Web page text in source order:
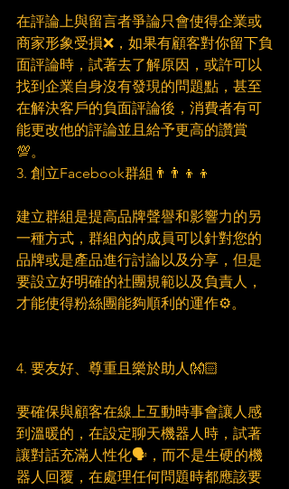
在評論上與留言者爭論只會使得企業或
商家形象受損❌，如果有顧客對你留下負
面評論時，試著去了解原因，或許可以
找到企業自身沒有發現的問題點，甚至
在解決客戶的負面評論後，消費者有可
能更改他的評論並且給予更高的讚賞
💯。
3. 創立Facebook群組👨‍👨‍👦‍👦
建立群組是提高品牌聲譽和影響力的另
一種方式，群組內的成員可以針對您的
品牌或是產品進行討論以及分享，但是
要設立好明確的社團規範以及負責人，
才能使得粉絲團能夠順利的運作⚙️。
4. 要友好、尊重且樂於助人👐🏻
要確保與顧客在線上互動時事會讓人感
到溫暖的，在設定聊天機器人時，試著
讓對話充滿人性化🗣，而不是生硬的機
器人回覆，在處理任何問題時都應該要